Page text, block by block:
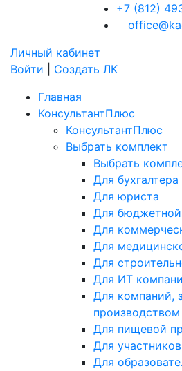
+7 (812)
Личный кабинет
Войти
Создать ЛК
Главная
КонсультантПлюс
КонсультантПлюс
Выбрать комплект
Выбрать
Для бухгалтера
Для юриста
Для бюджетной
Для
Для
Для
Для ИТ
Для компаний,
Для пищевой
Для
Для